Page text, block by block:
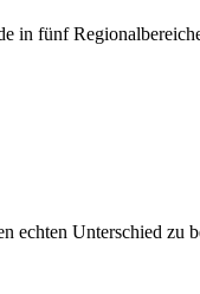
in fünf
Unterschied zu